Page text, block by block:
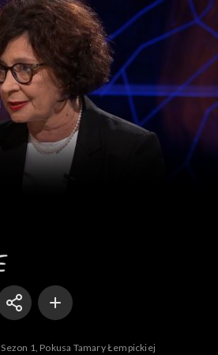
Tanie dranie
Sezon 1, Pokusa Tamary Łempickiej